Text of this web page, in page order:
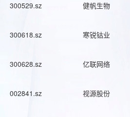
300529.sz 健帆生物
300618.sz 寒锐钴业
300628.sz 亿联网络
002841.sz 视源股份